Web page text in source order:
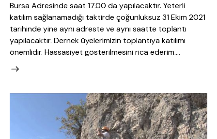
Bursa Adresinde saat 17.00 da yapılacaktır. Yeterli
katılım sağlanamadığı taktirde çoğunluksuz 31 Ekim 2021
tarihinde yine aynı adreste ve aynı saatte toplantı
yapılacaktır. Dernek üyelerimizin toplantıya katılımı
önemlidir. Hassasiyet gösterilmesini rica ederim.…